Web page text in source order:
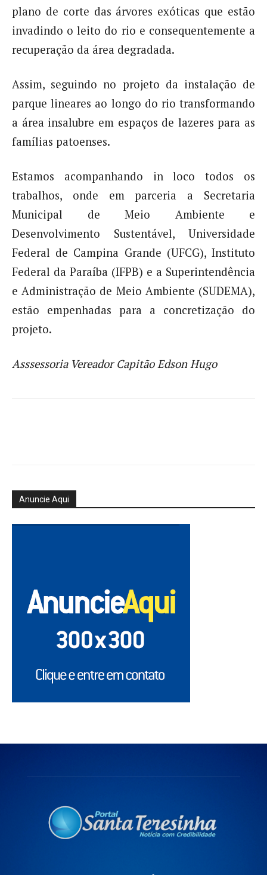
plano de corte das árvores exóticas que estão
invadindo o leito do rio e consequentemente a
recuperação da área degradada.
Assim, seguindo no projeto da instalação de
parque lineares ao longo do rio transformando
a área insalubre em espaços de lazeres para as
famílias patoenses.
Estamos acompanhando in loco todos os
trabalhos, onde em parceria a Secretaria
Municipal de Meio Ambiente e
Desenvolvimento Sustentável, Universidade
Federal de Campina Grande (UFCG), Instituto
Federal da Paraíba (IFPB) e a Superintendência
e Administração de Meio Ambiente (SUDEMA),
estão empenhadas para a concretização do
projeto.
Asssessoria Vereador Capitão Edson Hugo
Anuncie Aqui